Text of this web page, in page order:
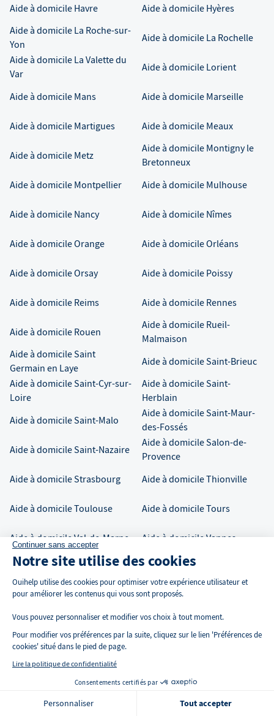
Aide à domicile Havre Aide à domicile Hyères
Aide à domicile La Roche-sur-
Yon
Aide à domicile La Rochelle
Aide à domicile La Valette du
Var
Aide à domicile Lorient
Aide à domicile Mans Aide à domicile Marseille
Aide à domicile Martigues Aide à domicile Meaux
Aide à domicile Metz
Aide à domicile Montigny le
Bretonneux
Aide à domicile Montpellier Aide à domicile Mulhouse
Aide à domicile Nancy Aide à domicile Nîmes
Aide à domicileOrange Aide à domicileOrléans
Aide à domicileOrsay Aide à domicile Poissy
Aide à domicile Reims Aide à domicile Rennes
Aide à domicile Rouen
Aide à domicile Rueil-
Malmaison
Aide à domicileSaint
Germain en Laye
Aide à domicileSaint-Brieuc
Aide à domicileSaint-Cyr-sur-
Loire
Aide à domicileSaint-
Herblain
Aide à domicileSaint-Malo
Aide à domicileSaint-Maur-
des-Fossés
Aide à domicileSaint-Nazaire
Aide à domicileSalon-de-
Provence
Aide à domicileStrasbourg Aide à domicileThionville
Aide à domicileToulouse Aide à domicileTours
Aide à domicileVal-de-Marne Aide à domicileVannes
Aide à domicileVersailles Aide à domicile
Aide à domicileVilleurbanne
Nos conseils
L'Allocation Personnalisée d'Autonomie
Continuer sans accepter
Notre site utilise des cookies
Ouihelp utilise des cookies pour optimiser votre expérience utilisateur et
pour améliorer les contenus qui vous sont proposés.
Vous pouvez personnaliser et modifier vos choix à tout moment.
Pour modifier vos préférences par la suite, cliquez sur le lien 'Préférences de
cookies' situé dans le pied de page.
Lire la politique de confidentialité
Consentements certifiés par
Personnaliser Tout accepter